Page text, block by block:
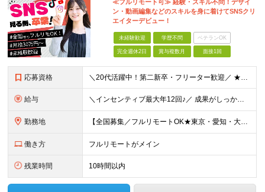
≪フルリモート可≫ 経験・スキル不問！デザイ
ン・動画編集などのスキルを身に着けてSNSクリ
エイターデビュー！
未経験歓迎 学歴不問 ベテランOK
完全週休2日 賞与複数月 面接1回
応募資格 ＼20代活躍中！第二新卒・フリーター歓迎／ ★未経験歓迎！学歴・転職回数不問★ ◎Instagram／TikTok／X／YouTubeなど、 SNSを見るのが好きな方大歓迎です♪ ＼100％ポテ
給与 ＼インセンティブ最大年12回♪／ 成果がしっかり収入に反映される給与制度です！ ■月給30万円＋インセンティブ（最大年12回） ★スキル、適性に応じて優遇 【試用期間について】 ・期間：6ヶ月 ・
勤務地 【全国募集／フルリモートOK★東京・愛知・大阪・福岡で積極採用中】 在宅勤務、または関東（東京）または中部（名古屋）、関西（大阪）九州（福岡）のプロジェクト先 ★フルリモート可（通勤不要） ★あなた
働き方 フルリモートがメイン
残業時間 10時間以内